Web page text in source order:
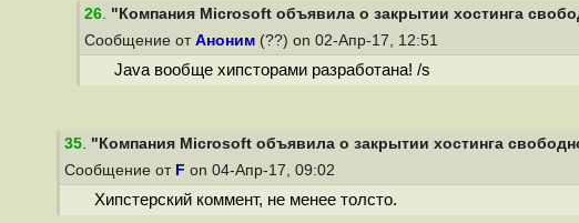
26. "Компания Microsoft объявила о закрытии хостинга
Сообщение от Аноним (??) on 02-Апр-17, 12:51
Java вообще хипсторами разработана! /s
35. "Компания Microsoft объявила о закрытии хостинга
Сообщение от F on 04-Апр-17, 09:02
Хипстерский коммент, не менее толсто.